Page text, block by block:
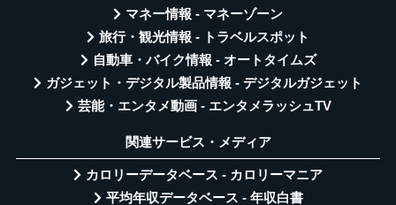
マネー情報 - マネーゾーン
旅行・観光情報 - トラベルスポット
自動車・バイク情報 - オートタイムズ
ガジェット・デジタル製品情報 - デジタルガジェット
芸能・エンタメ動画 - エンタメラッシュTV
関連サービス・メディア
カロリーデータベース - カロリーマニア
平均年収データベース - 年収白書